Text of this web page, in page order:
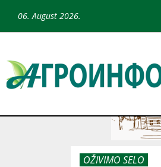
06. August 2026.
OŽIVIMO SELO